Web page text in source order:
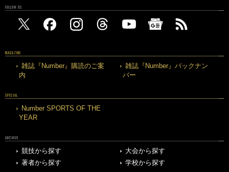
FOLLOW US
MAGAZINE
雑誌『Number』購読のご案
内
雑誌『Number』バックナン
バー
SPECIAL
Number SPORTS OF THE
YEAR
ARCHIVE
競技から探す
大会から探す
著者から探す
学校から探す